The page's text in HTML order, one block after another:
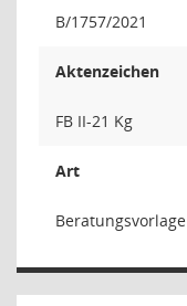
B/1757/2021
Aktenzeichen
FB II-21 Kg
Art
Beratungsvorlage